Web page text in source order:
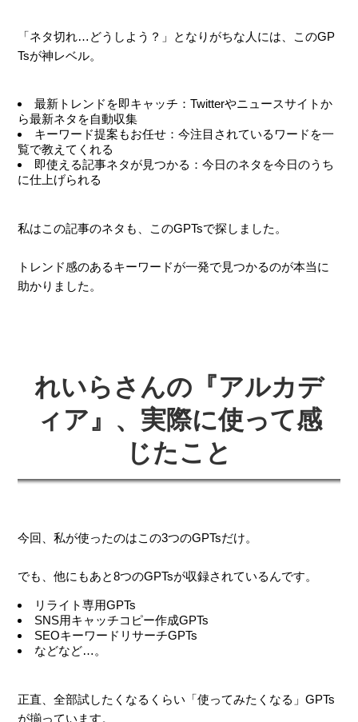
「ネタ切れ…どうしよう？」となりがちな人には、このGP
Tsが神レベル。
最新トレンドを即キャッチ：Twitterやニュースサイトか
ら最新ネタを自動収集
キーワード提案もお任せ：今注目されているワードを一
覧で教えてくれる
即使える記事ネタが見つかる：今日のネタを今日のうち
に仕上げられる
私はこの記事のネタも、このGPTsで探しました。
トレンド感のあるキーワードが一発で見つかるのが本当に
助かりました。
れいらさんの『アルカデ
ィア』、実際に使って感
じたこと
今回、私が使ったのはこの3つのGPTsだけ。
でも、他にもあと8つのGPTsが収録されているんです。
リライト専用GPTs
SNS用キャッチコピー作成GPTs
SEOキーワードリサーチGPTs
などなど…。
正直、全部試したくなるくらい「使ってみたくなる」GPTs
が揃っています。